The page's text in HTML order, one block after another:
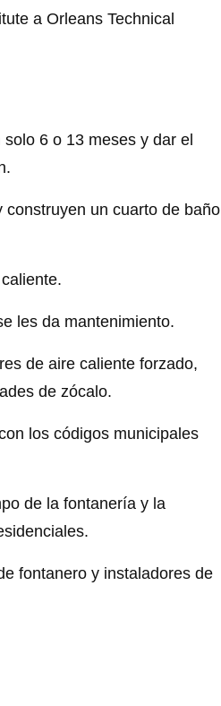
a Orleans Technical
6 o 13 meses y dar el
un cuarto de baño
les da mantenimiento.
de aire caliente forzado,
de zócalo.
los códigos municipales
de la fontanería y la
fontanero y instaladores de